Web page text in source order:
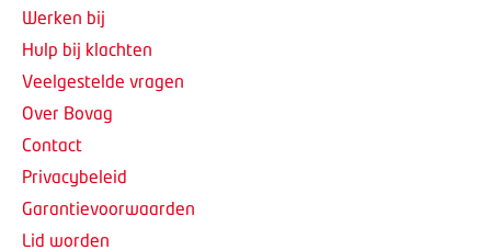
Werken bij
Hulp bij klachten
Veelgestelde vragen
Over Bovag
Contact
Privacybeleid
Garantievoorwaarden
Lid worden